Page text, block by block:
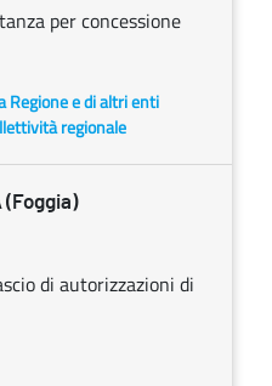
per concessione
Regione e di altri enti
regionale
(Foggia)
di autorizzazioni di